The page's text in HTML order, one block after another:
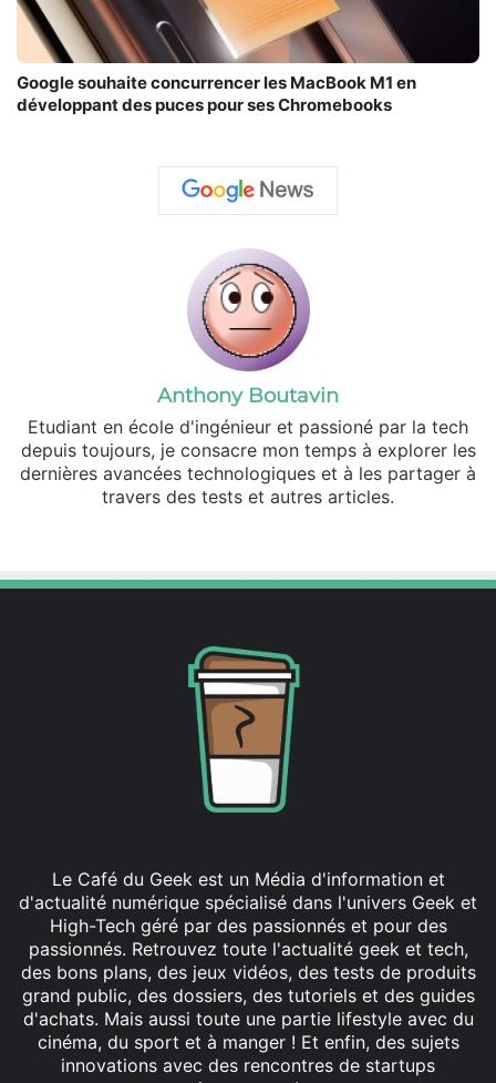
Google souhaite concurrencer les MacBook M1 en
développant des puces pour ses Chromebooks
Anthony Boutavin
Etudiant en école d'ingénieur et passioné par la tech
depuis toujours, je consacre mon temps à explorer les
dernières avancées technologiques et à les partager à
travers des tests et autres articles.
Le Café du Geek est un Média d'information et
d'actualité numérique spécialisé dans l'univers Geek et
High-Tech géré par des passionnés et pour des
passionnés. Retrouvez toute l'actualité geek et tech,
des bons plans, des jeux vidéos, des tests de produits
grand public, des dossiers, des tutoriels et des guides
d'achats. Mais aussi toute une partie lifestyle avec du
cinéma, du sport et à manger ! Et enfin, des sujets
innovations avec des rencontres de startups